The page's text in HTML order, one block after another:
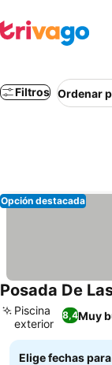
Filtros Ordenar
Opción destacada
Posada De
8,4Muy
Piscina
exterior
Elige fechas